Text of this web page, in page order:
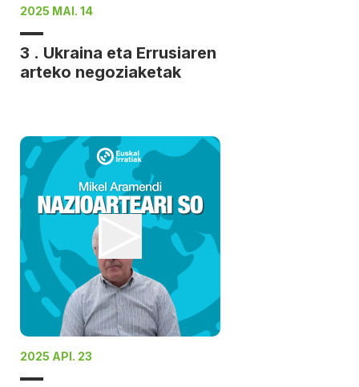
2025 MAI. 14
3 . Ukraina eta Errusiaren
arteko negoziaketak
2025 API. 23